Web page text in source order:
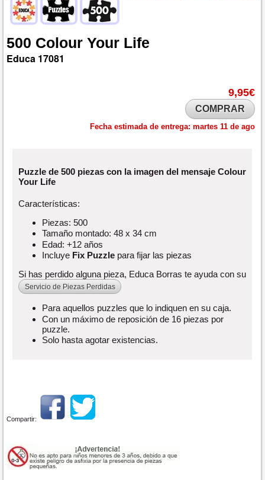
500 Colour Your Life
Educa 17081
9,95€
COMPRAR
Fecha estimada de entrega: martes 11 de ago
Puzzle de 500 piezas con la imagen del mensaje Colour
Your Life
Características:
Piezas: 500
Tamaño montado: 48 x 34 cm
Edad: +12 años
Incluye Fix Puzzle para fijar las piezas
Si has perdido alguna pieza, Educa Borras te ayuda con su
Servicio de Piezas Perdidas
Para aquellos puzzles que lo indiquen en su caja.
Con un máximo de reposición de 16 piezas por
puzzle.
Solo hasta agotar existencias.
Compartir: